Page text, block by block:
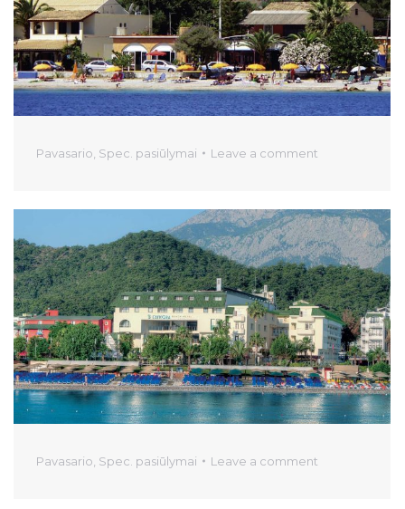
Pavasario Spec. pasiūlymai Leave a comment
Pavasario Spec. pasiūlymai Leave a comment